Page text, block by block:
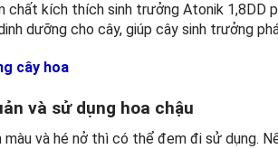
chất kích thích sinh trưởng Atonik 1,8DD
dưỡng cho cây, giúp cây sinh trưởng
cây hoa
và sử dụng hoa chậu
màu và hé nở thì có thể đem đi sử dụng.